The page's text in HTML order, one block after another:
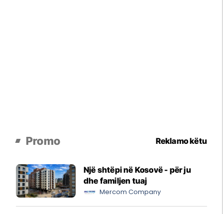
Promo Reklamo këtu
Një shtëpi në Kosovë - për ju
dhe familjen tuaj
Mercom Company